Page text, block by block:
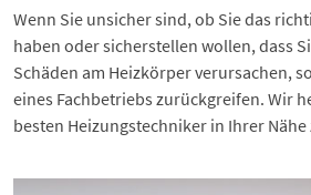
Wenn Sie unsicher sind, ob Sie das
haben oder sicherstellen wollen, dass
Schäden am Heizkörper verursachen,
eines Fachbetriebs zurückgreifen. Wir
besten Heizungstechniker in Ihrer